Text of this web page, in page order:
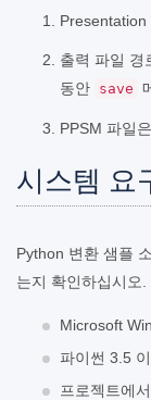
Presentation
출력 파일 경
동안 save
PPSM 파일
시스템 요
Python 변환 샘플
는지 확인하십시오.
Microsoft
파이썬 3.5
프로젝트에